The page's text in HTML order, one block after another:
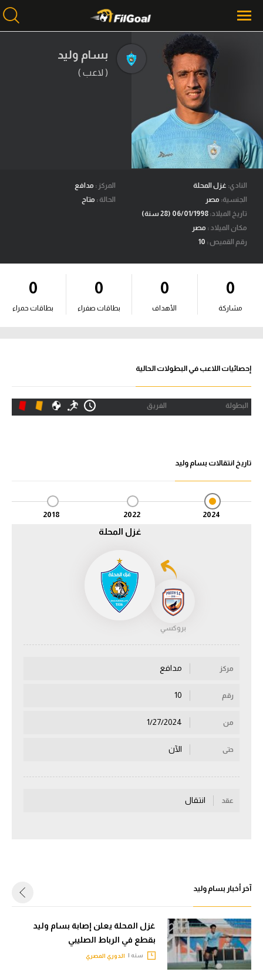
محتوى إخباري
الرئيسية
أخبار
مباريات
ميركاتو
فانتازي في الجول
مسابقة التوقعات
فيديوهات
آراء حرة
ركن الألعاب
الدوري الإنجليزي الممتاز
الدوري الإسباني
الدوري الألماني
الدوري التركي
دوري أبطال أوروبا
دوري أبطال إفريقيا
أقسام
سعودي في الجول
رياضات أخرى
أمم إفريقيا
كرة السلة الأمريكية
بسام وليد
( لاعب )
النادي: غزل المحلة
الجنسية: مصر
تاريخ الميلاد:
مكان الميلاد : مصر
رقم القميص :
المركز : مدافع
الحالة : متاح
0
مشاركة
0
الأهداف
0
بطاقات صفراء
0
بطاقات حمراء
إحصائيات اللاعب في البطولات الحالية
البطولة الفريق
تاريخ انتقالات بسام وليد
2024
2022
2018
غزل المحلة
بروكسي
مركز مدافع
رقم
من
حتى الآن
عقد انتقال
آخر أخبار بسام وليد
غزل المحلة يعلن إصابة بسام وليد
بقطع في الرباط الصليبي
سنه | الدوري المصري